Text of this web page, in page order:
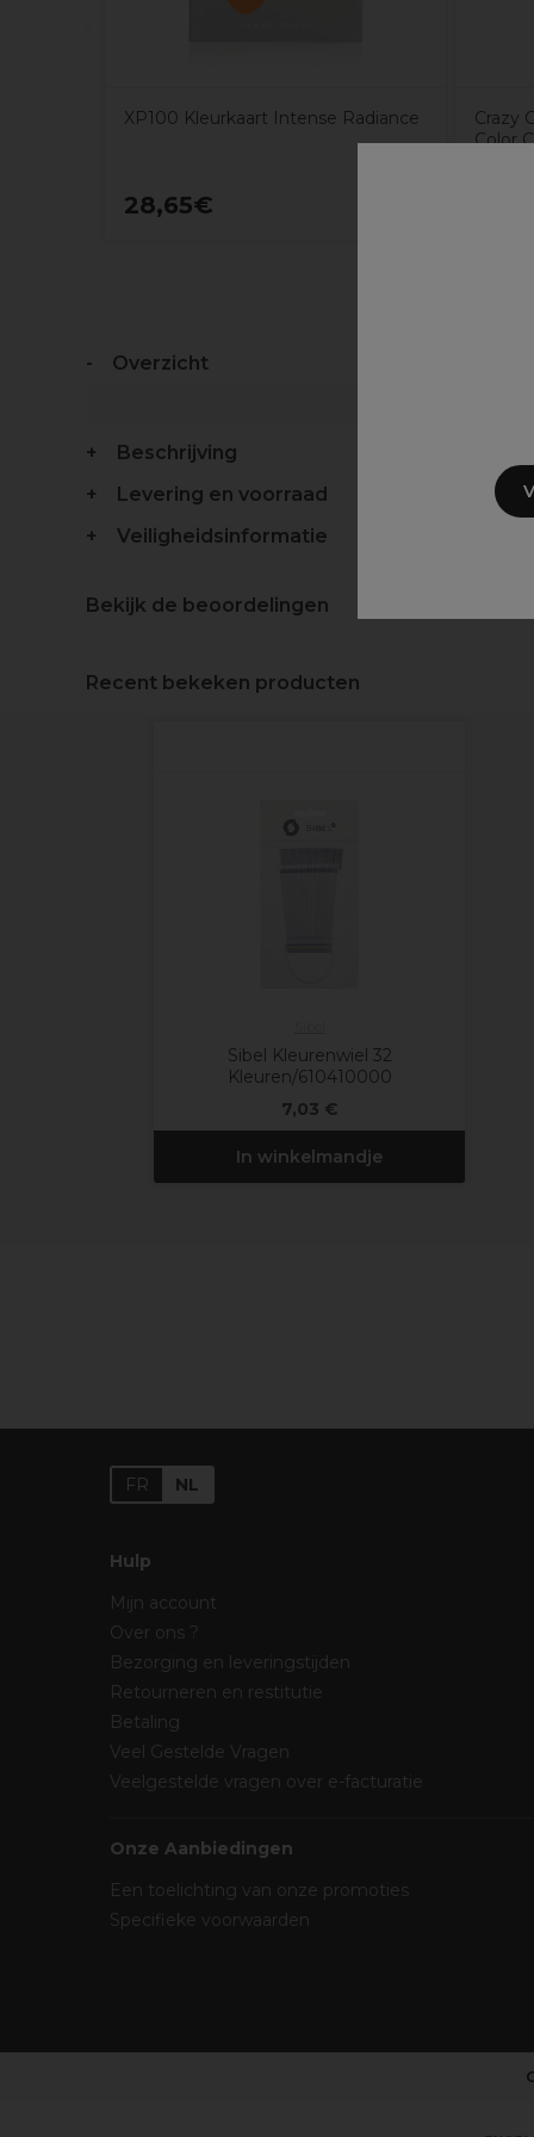
XP100 Kleurkaart Intense Radiance
28,65€
Crazy
Color
Overzicht
Beschrijving
Levering en voorraad
Veiligheidsinformatie
Bekijk de beoordelingen
Recent bekeken producten
Sibel Kleurenwiel 32
Kleuren/610410000
7,03 €
In winkelmandje
FR NL
Hulp
Mijn account
Over ons ?
Bezorging en leveringstijden
Retourneren en restitutie
Betaling
Veel Gestelde Vragen
Veelgestelde vragen over e-facturatie
Onze Aanbiedingen
Een toelichting van onze promoties
Specifieke voorwaarden